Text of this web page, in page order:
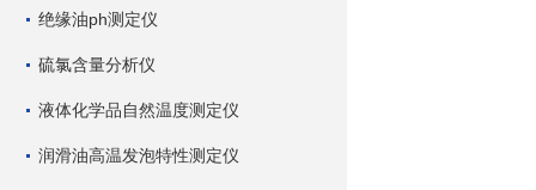
绝缘油ph测定仪
硫氯含量分析仪
液体化学品自然温度测定仪
润滑油高温发泡特性测定仪